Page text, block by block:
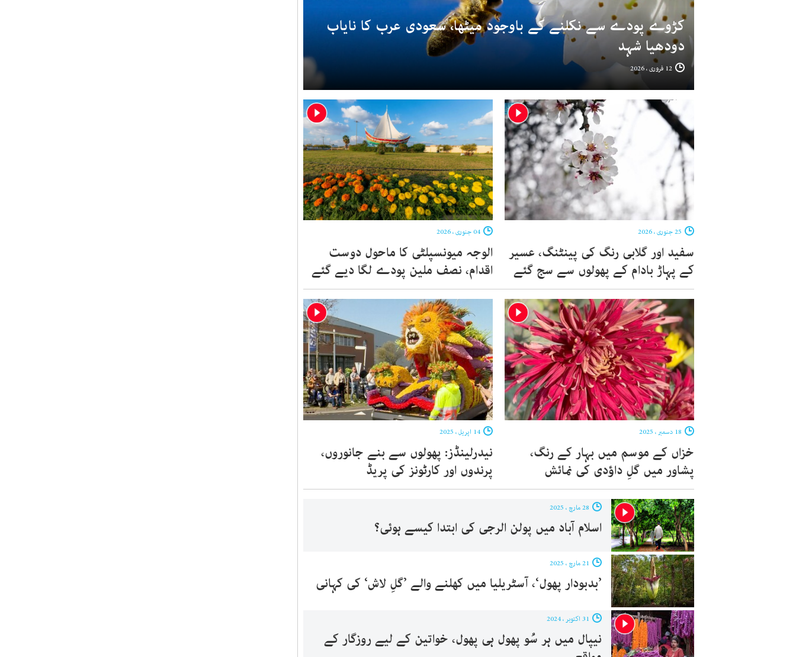
کڑوے پودے سے نکلنے کے باوجود میٹھا، سعودی عرب کا نایاب
دودھیا شہد
سفید اور گلابی رنگ کی پینٹنگ، عسیر
کے پہاڑ بادام کے پھولوں سے سج گئے
الوجہ میونسپلٹی کا ماحول دوست
اقدام، نصف ملین پودے لگا دیے گئے
خزاں کے موسم میں بہار کے رنگ،
پشاور میں گلِ داؤدی کی نمائش
نیدرلینڈز: پھولوں سے بنے جانوروں،
پرندوں اور کارٹونز کی پریڈ
اسلام آباد میں پولن الرجی کی ابتدا کیسے ہوئی؟
’بدبودار پھول‘، آسٹریلیا میں کھلنے والے ’گلِ لاش‘ کی کہانی
نیپال میں ہر سُو پھول ہی پھول، خواتین کے لیے روزگار کے